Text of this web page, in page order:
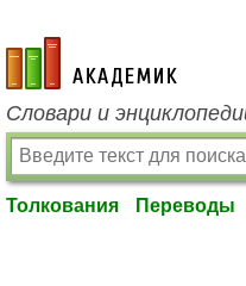
academic.ru
Словари и
Толкования Переводы